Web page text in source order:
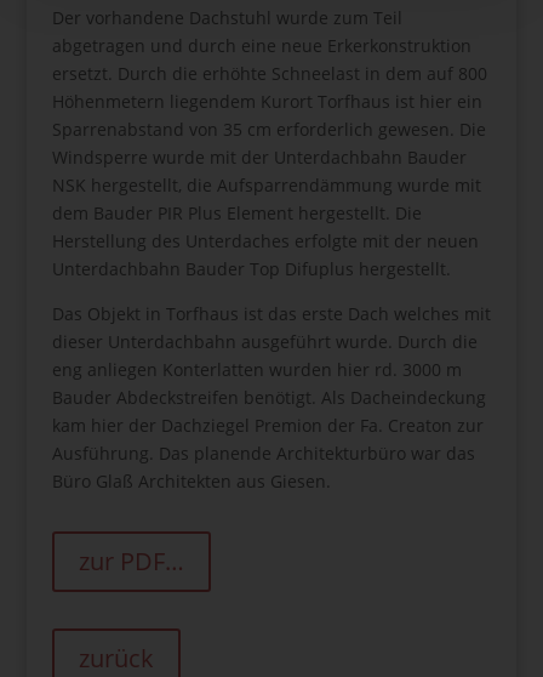
Der vorhandene Dachstuhl wurde zum Teil
abgetragen und durch eine neue Erkerkonstruktion
ersetzt. Durch die erhöhte Schneelast in dem auf 800
Höhenmetern liegendem Kurort Torfhaus ist hier ein
Sparrenabstand von 35 cm erforderlich gewesen. Die
Windsperre wurde mit der Unterdachbahn Bauder
NSK hergestellt, die Aufsparrendämmung wurde mit
dem Bauder PIR Plus Element hergestellt. Die
Herstellung des Unterdaches erfolgte mit der neuen
Unterdachbahn Bauder Top Difuplus hergestellt.
Das Objekt in Torfhaus ist das erste Dach welches mit
dieser Unterdachbahn ausgeführt wurde. Durch die
eng anliegen Konterlatten wurden hier rd. 3000 m
Bauder Abdeckstreifen benötigt. Als Dacheindeckung
kam hier der Dachziegel Premion der Fa. Creaton zur
Ausführung. Das planende Architekturbüro war das
Büro Glaß Architekten aus Giesen.
zur PDF…
zurück